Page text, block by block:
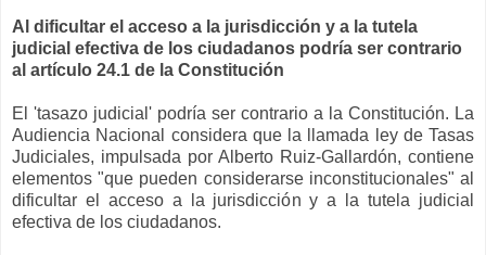
Al dificultar el acceso a la jurisdicción y a la tutela
judicial efectiva de los ciudadanos podría ser contrario
al artículo 24.1 de la Constitución
El 'tasazo judicial' podría ser contrario a la Constitución. La
Audiencia Nacional considera que la llamada ley de Tasas
Judiciales, impulsada por Alberto Ruiz-Gallardón, contiene
elementos "que pueden considerarse inconstitucionales" al
dificultar el acceso a la jurisdicción y a la tutela judicial
efectiva de los ciudadanos.